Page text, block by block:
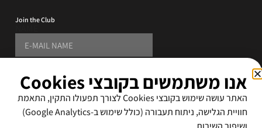
Join the Club
PHONE
E-MAIL ADDRESS
SUBSCRIBE
אנו משתמשים בקובצי Cookies
האתר עושה שימוש בקובצי Cookies לצורך תפעולו התקין, התאמת
חוויית הגלישה, ניתוח תעבורה (כולל שימוש ב-Google Analytics)